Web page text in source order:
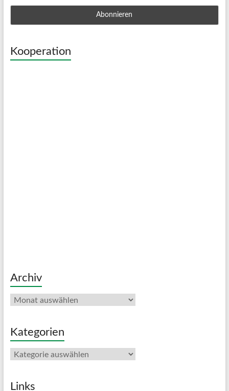
Kooperation
Archiv
Archiv
Kategorien
Kategorien
Links